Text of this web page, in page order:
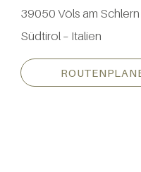
39050 Völs am Schlern
Südtirol – Italien